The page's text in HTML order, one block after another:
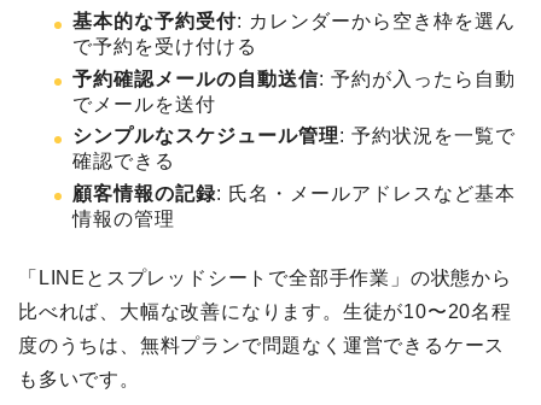
基本的な予約受付: カレンダーから空き枠を選ん
で予約を受け付ける
予約確認メールの自動送信: 予約が入ったら自動
でメールを送付
シンプルなスケジュール管理: 予約状況を一覧で
確認できる
顧客情報の記録: 氏名・メールアドレスなど基本
情報の管理
「LINEとスプレッドシートで全部手作業」の状態から
比べれば、大幅な改善になります。生徒が10〜20名程
度のうちは、無料プランで問題なく運営できるケース
も多いです。